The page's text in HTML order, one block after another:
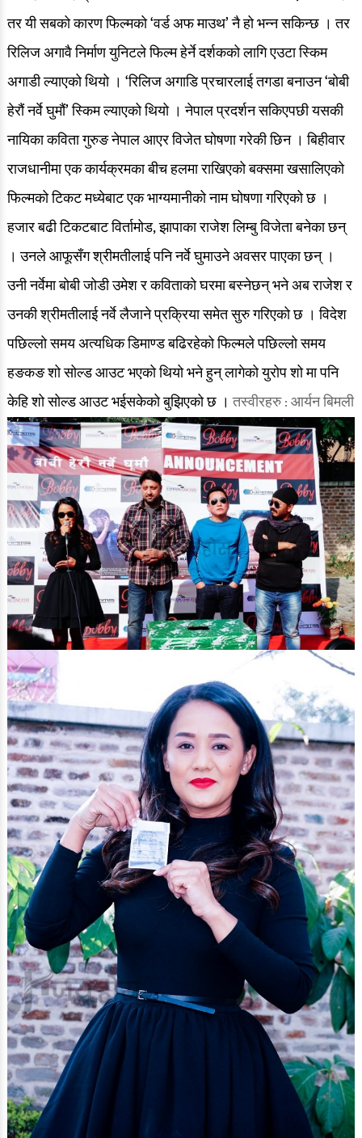
तर यी सबको कारण फिल्मको ‘वर्ड अफ माउथ’ नै हो भन्न सकिन्छ । तर
रिलिज अगावै निर्माण युनिटले फिल्म हेर्ने दर्शकको लागि एउटा स्किम
अगाडी ल्याएको थियो । ‘रिलिज अगाडि प्रचारलाई तगडा बनाउन ‘बोबी
हेरौं नर्वे घुमौं’ स्किम ल्याएको थियो । नेपाल प्रदर्शन सकिएपछी यसकी
नायिका कविता गुरुङ नेपाल आएर विजेत घोषणा गरेकी छिन । बिहीवार
राजधानीमा एक कार्यक्रमका बीच हलमा राखिएको बक्समा खसालिएको
फिल्मको टिकट मध्येबाट एक भाग्यमानीको नाम घोषणा गरिएको छ ।
हजार बढी टिकटबाट विर्तामोड, झापाका राजेश लिम्बु विजेता बनेका छन्
। उनले आफूसँग श्रीमतीलाई पनि नर्वे घुमाउने अवसर पाएका छन् ।
उनी नर्वेमा बोबी जोडी उमेश र कविताको घरमा बस्नेछन् भने अब राजेश र
उनकी श्रीमतीलाई नर्वे लैजाने प्रक्रिया समेत सुरु गरिएको छ । विदेश
पछिल्लो समय अत्यधिक डिमाण्ड बढिरहेको फिल्मले पछिल्लो समय
हङकङ शो सोल्ड आउट भएको थियो भने हुन् लागेको युरोप शो मा पनि
केहि शो सोल्ड आउट भईसकेको बुझिएको छ । तस्वीरहरु : आर्यन बिमली